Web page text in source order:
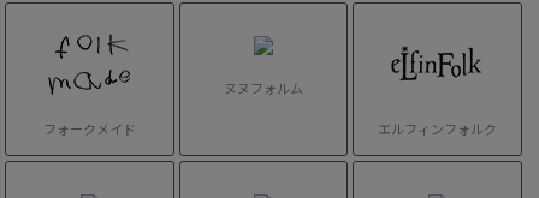
フォークメイド
ヌヌフォルム
エルフィンフォルク